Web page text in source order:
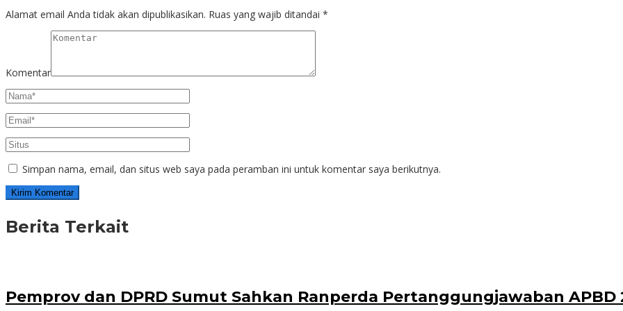
Alamat email Anda tidak akan dipublikasikan. Ruas yang wajib ditandai *
Komentar
Simpan nama, email, dan situs web saya pada peramban ini untuk komentar saya berikutnya.
Berita Terkait
Pemprov dan DPRD Sumut Sahkan Ranperda Pertanggungjawaban APBD